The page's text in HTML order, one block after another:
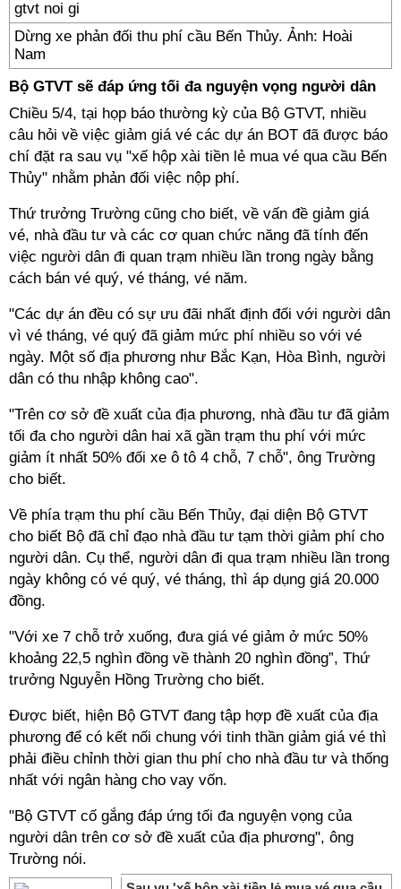
Dừng xe phản đối thu phí cầu Bến Thủy. Ảnh: Hoài
Nam
Bộ GTVT sẽ đáp ứng tối đa nguyện vọng người dân
Chiều 5/4, tại họp báo thường kỳ của Bộ GTVT, nhiều
câu hỏi về việc giảm giá vé các dự án BOT đã được báo
chí đặt ra sau vụ "xế hộp xài tiền lẻ mua vé qua cầu Bến
Thủy" nhằm phản đối việc nộp phí.
Thứ trưởng Trường cũng cho biết, về vấn đề giảm giá
vé, nhà đầu tư và các cơ quan chức năng đã tính đến
việc người dân đi quan trạm nhiều lần trong ngày bằng
cách bán vé quý, vé tháng, vé năm.
"Các dự án đều có sự ưu đãi nhất định đối với người dân
vì vé tháng, vé quý đã giảm mức phí nhiều so với vé
ngày. Một số địa phương như Bắc Kạn, Hòa Bình, người
dân có thu nhập không cao".
"Trên cơ sở đề xuất của địa phương, nhà đầu tư đã giảm
tối đa cho người dân hai xã gần trạm thu phí với mức
giảm ít nhất 50% đối xe ô tô 4 chỗ, 7 chỗ", ông Trường
cho biết.
Về phía trạm thu phí cầu Bến Thủy, đại diện Bộ GTVT
cho biết Bộ đã chỉ đạo nhà đầu tư tạm thời giảm phí cho
người dân. Cụ thể, người dân đi qua trạm nhiều lần trong
ngày không có vé quý, vé tháng, thì áp dụng giá 20.000
đồng.
"Với xe 7 chỗ trở xuống, đưa giá vé giảm ở mức 50%
khoảng 22,5 nghìn đồng về thành 20 nghìn đồng”, Thứ
trưởng Nguyễn Hồng Trường cho biết.
Được biết, hiện Bộ GTVT đang tập hợp đề xuất của địa
phương để có kết nối chung với tinh thần giảm giá vé thì
phải điều chỉnh thời gian thu phí cho nhà đầu tư và thống
nhất với ngân hàng cho vay vốn.
"Bộ GTVT cố gắng đáp ứng tối đa nguyện vọng của
người dân trên cơ sở đề xuất của địa phương", ông
Trường nói.